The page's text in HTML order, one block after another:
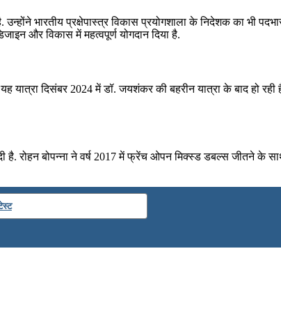
भारतीय प्रक्षेपास्‍त्र विकास प्रयोगशाला के निदेशक का भी
और विकास में महत्वपूर्ण योगदान दिया है.
यात्रा दिसंबर 2024 में डॉ. जयशंकर की बहरीन यात्रा के बाद हो
रोहन बोपन्ना ने वर्ष 2017 में फ्रेंच ओपन मिक्स्ड डबल्स जीतने के